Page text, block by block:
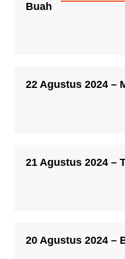
Buah
22 Agustus 2024 –
21 Agustus 2024 –
20 Agustus 2024 –